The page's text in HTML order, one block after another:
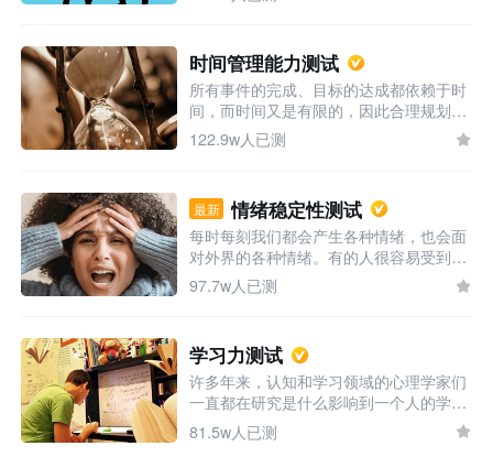
人们抱持积极乐观的态度时，他们能够更
更需要人们时刻保持乐观的精神和态度。
你是一个乐观的人吗，这个测评告诉你。
时间管理能力测试
所有事件的完成、目标的达成都依赖于时
间，而时间又是有限的，因此合理规划和
利用时间是人生的关键，你能依据目标、
事件的轻重缓急安排时间吗，你是时间的
122.9w人已测
最新 情绪稳定性测试
每时每刻我们都会产生各种情绪，也会面
对外界的各种情绪。有的人很容易受到内
心或外界情绪的影响，遇到情绪就无法正
常去处理生活或工作上的任务；而有的人
情绪不稳定但感情充沛，后者情绪稳定但
显得不近人情，两者在不同的情境中都有
各自的优缺点。你的情绪稳定性如何，现
在就来测测吧！
97.7w人已测
学习力测试
许多年来，认知和学习领域的心理学家们
一直都在研究是什么影响到一个人的学习
能力，他们从学习动力、态度、能力、效
率等等方面对不同被试的学习能力进行对
81.5w人已测